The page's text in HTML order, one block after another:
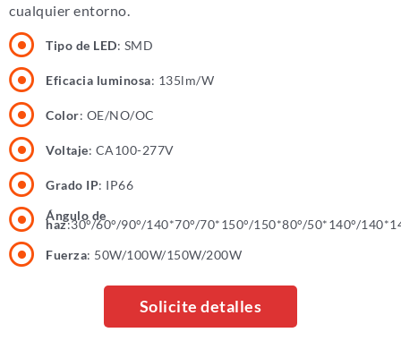
cualquier entorno.
Tipo de LED: SMD
Eficacia luminosa: 135lm/W
Color: OE/NO/OC
Voltaje: CA100-277V
Grado IP: IP66
Ángulo de
haz:30°/60°/90°/140*70°/70*150°/150*80°/50*140°/
Fuerza: 50W/100W/150W/200W
Solicite detalles